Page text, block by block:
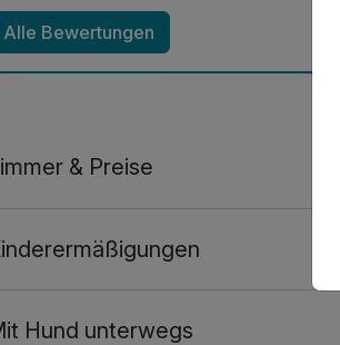
Alle Bewertungen
& Preise
und 1 Kind
Hund unterwegs